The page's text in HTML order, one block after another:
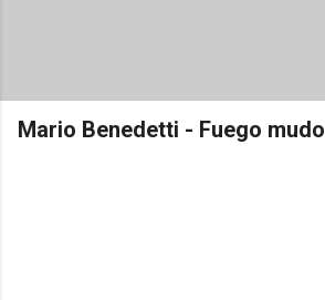
Mario Benedetti - Fuego mudo